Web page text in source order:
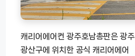
캐리어에어컨 광주호남총판은 광주
광산구에 위치한 공식 캐리어에어